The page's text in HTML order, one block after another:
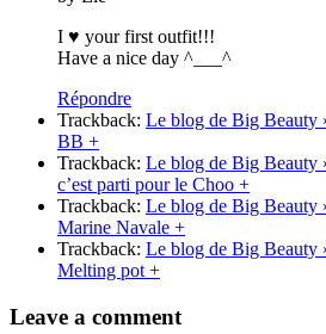
I ♥ your first outfit!!!
Have a nice day ^___^
Répondre
Trackback: Le blog de Big
BB +
Trackback: Le blog de Big
c’est parti pour le Choo +
Trackback: Le blog de Big Beauty
Marine Navale +
Trackback: Le blog de Big Beauty
Melting pot +
Leave a comment